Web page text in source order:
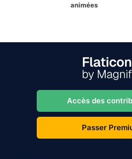
animées
Accès des
Passer